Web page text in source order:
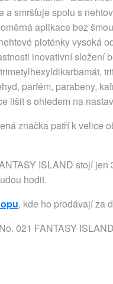
a smršťuje spolu s
aplikace bez
ploténky vysoká
inovativní složení
parfém, parabeny,
lišit s ohledem na
značka patří k velice
ISLAND stojí
hodit.
, kde ho prodávají za
021 FANTASY ISLAND